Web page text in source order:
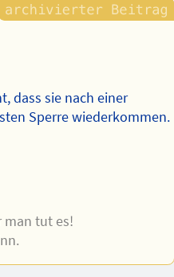
dass sie nach einer
Sperre wiederkommen.
man tut es!